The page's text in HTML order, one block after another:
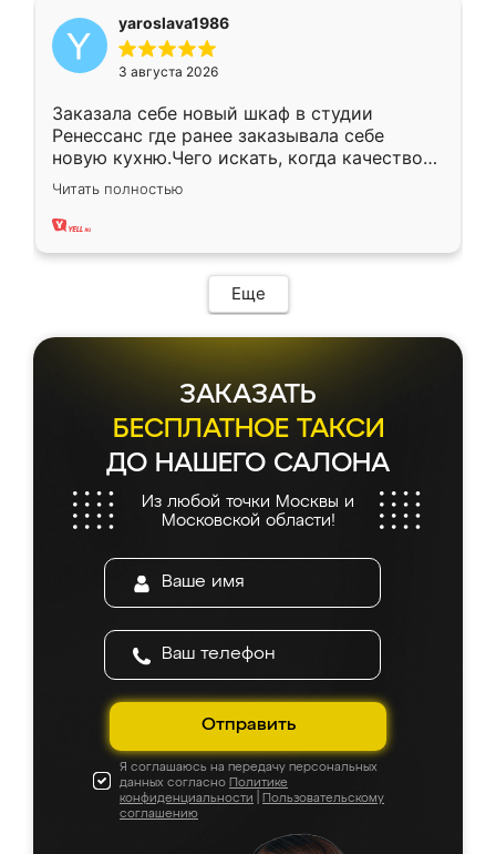
yaroslava1986
3 августа 2026
Заказала себе новый шкаф в студии
Ренессанс где ранее заказывала себе
новую кухню.Чего искать, когда качеством
вполне довольна. Служит кухня уже почти
два года, нареканий нет.
Читать полностью
Еще
ЗАКАЗАТЬ
БЕСПЛАТНОЕ ТАКСИ
ДО НАШЕГО САЛОНА
Из любой точки Москвы и
Московской области!
Отправить
Я соглашаюсь на передачу персональных
данных согласно Политике
конфиденциальности
Пользовательскому
соглашению